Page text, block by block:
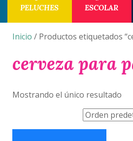
PELUCHES ESCOLAR
Inicio / Productos etiquetados
cerveza para
Mostrando el único resultado